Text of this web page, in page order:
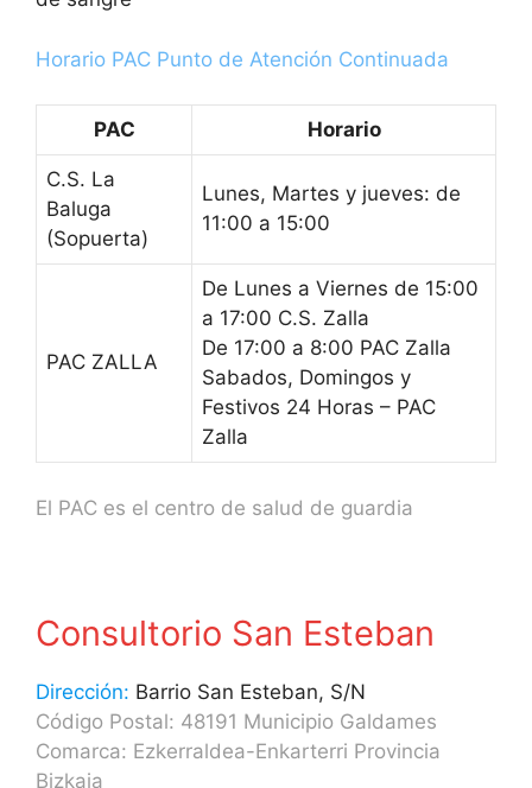
Horario PAC Punto de Atención Continuada
PAC Horario
C.S. La
Baluga
(Sopuerta)
Lunes, Martes y jueves: de
11:00 a 15:00
PAC ZALLA
De Lunes a Viernes de 15:00
a 17:00 C.S. Zalla
De 17:00 a 8:00 PAC Zalla
Sabados, Domingos y
Festivos 24 Horas – PAC
Zalla
El PAC es el centro de salud de guardia
Consultorio San Esteban
Dirección: Barrio San Esteban, S/N
Código Postal: 48191 Municipio Galdames
Comarca: Ezkerraldea-Enkarterri Provincia
Bizkaia